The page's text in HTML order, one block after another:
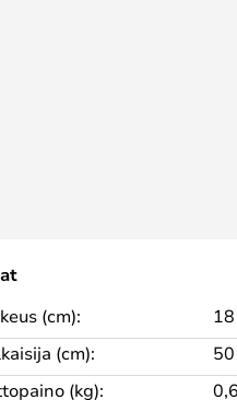
(cm):
18
(cm):
50
(kg):